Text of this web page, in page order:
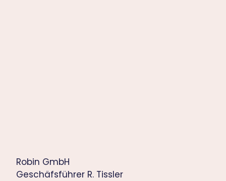
Robin GmbH
Geschäfsführer R. Tissler